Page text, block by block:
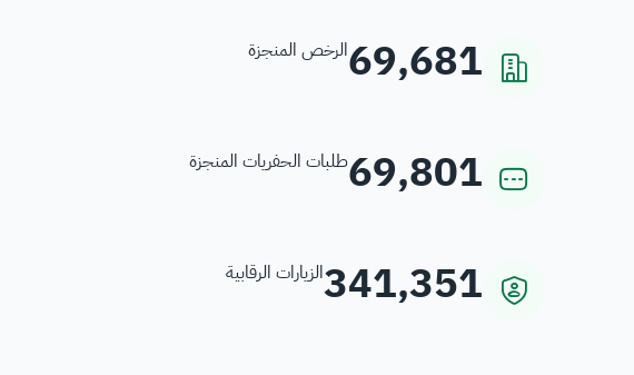
69,681الرخص المنجزة
69,801طلبات الحفريات المنجزة
341,351الزيارات الرقابية